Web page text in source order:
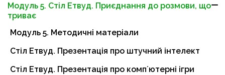
Модуль 5. Стіл Етвуд. Приєднання до розмови, що
триває
Модуль 5. Методичні матеріали
Стіл Етвуд. Презентація про штучний інтелект
Стіл Етвуд. Презентація про компʼютерні ігри